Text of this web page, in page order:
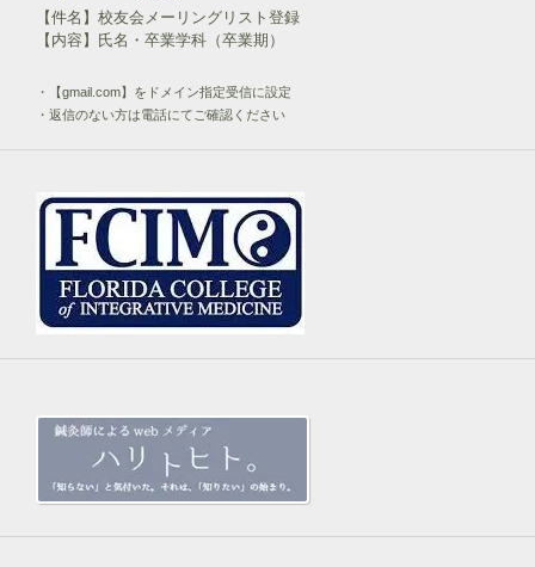
【件名】校友会メーリングリスト登録
【内容】氏名・卒業学科（卒業期）
・【gmail.com】をドメイン指定受信に設定
・返信のない方は電話にてご確認ください